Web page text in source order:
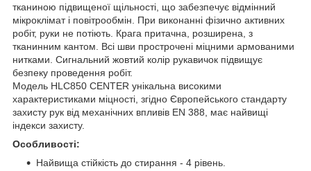
тканиною підвищеної щільності, що забезпечує відмінний
мікроклімат і повітрообмін. При виконанні фізично активних
робіт, руки не потіють. Крага притачна, розширена, з
тканинним кантом. Всі шви прострочені міцними армованими
нитками. Сигнальний жовтий колір рукавичок підвищує
безпеку проведення робіт.
Модель HLC850 CENTER унікальна високими
характеристиками міцності, згідно Європейського стандарту
захисту рук від механічних впливів EN 388, має найвищі
індекси захисту.
Особливості:
Найвища стійкість до стирання - 4 рівень.